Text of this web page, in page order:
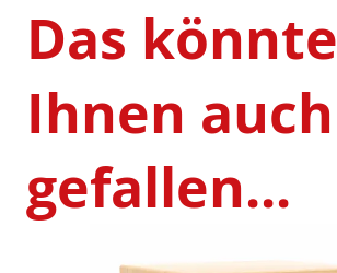
Das könnte
Ihnen auch
gefallen...